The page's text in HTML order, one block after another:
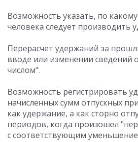
Возможность указать, по
человека следует производить
Перерасчет удержаний за
вводе или изменении сведений
числом".
Возможность регистрировать
начисленных сумм отпускных
как удержание, а как сторно
периодов, когда произошел
с соответствующим